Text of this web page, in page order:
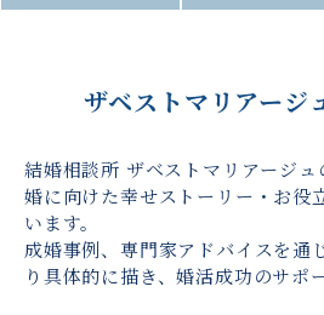
ザベストマリアージ
結婚相談所 ザベストマリアージ
婚に向けた幸せストーリー・お役
います。
成婚事例、専門家アドバイスを通
り具体的に描き、婚活成功のサポ